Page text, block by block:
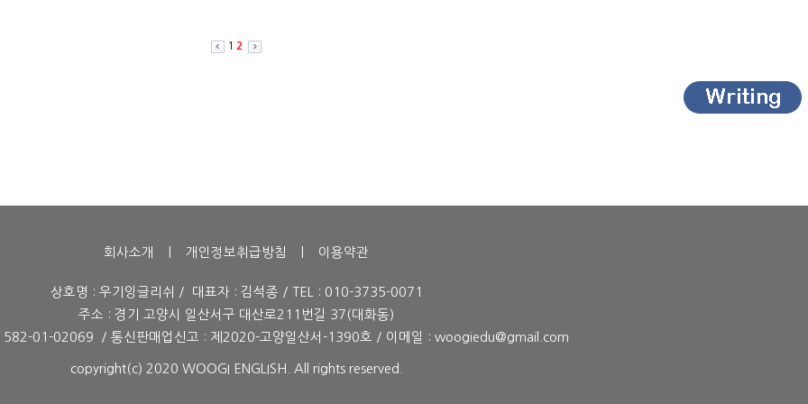
1 2
회사소개 개인정보취급방침 이용약관
상호명 : 우기잉글리쉬 / 대표자 : 김석종 / TEL : 010-3735-0071
주소 : 경기 고양시 일산서구 대산로211번길 37(대화동)
582-01-02069 / 통신판매업신고 : 제2020-고양일산서-1390호 / 이메일 : woogiedu@gmail.com
copyright(c) 2020 WOOGI ENGLISH. All rights reserved.